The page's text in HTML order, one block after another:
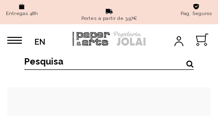
Entregas 48h
Portes a partir de 3,97€
Pag. Seguros
EN